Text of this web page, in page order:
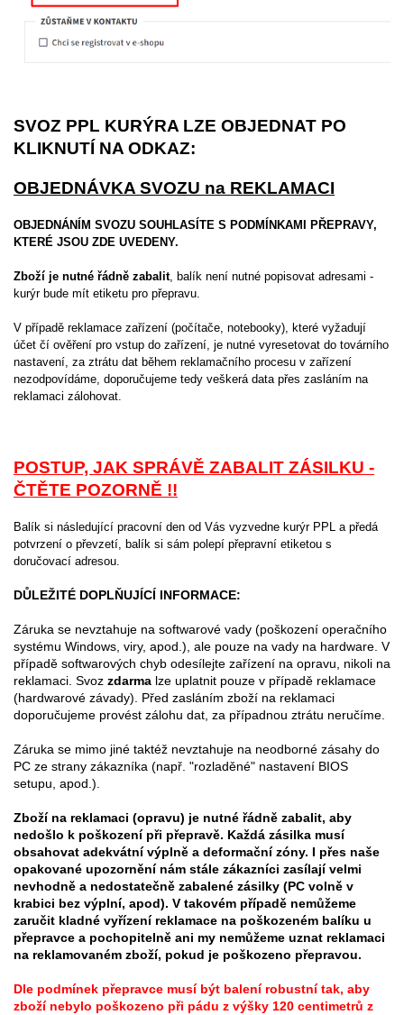
SVOZ PPL KURÝRA LZE OBJEDNAT PO
KLIKNUTÍ NA ODKAZ:
OBJEDNÁVKA SVOZU na REKLAMACI
OBJEDNÁNÍM SVOZU SOUHLASÍTE S PODMÍNKAMI PŘEPRAVY,
KTERÉ JSOU ZDE UVEDENY.
Zboží je nutné řádně zabalit, balík není nutné popisovat adresami -
kurýr bude mít etiketu pro přepravu.
V případě reklamace zařízení (počítače, notebooky), které vyžadují
účet čí ověření pro vstup do zařízení, je nutné vyresetovat do továrního
nastavení, za ztrátu dat během reklamačního procesu v zařízení
nezodpovídáme, doporučujeme tedy veškerá data přes zasláním na
reklamaci zálohovat.
POSTUP, JAK SPRÁVĚ ZABALIT ZÁSILKU -
ČTĚTE POZORNĚ !!
Balík si následující pracovní den od Vás vyzvedne kurýr PPL a předá
potvrzení o převzetí, balík si sám polepí přepravní etiketou s
doručovací adresou.
DŮLEŽITÉ DOPLŇUJÍCÍ INFORMACE:
Záruka se nevztahuje na softwarové vady (poškození operačního
systému Windows, viry, apod.), ale pouze na vady na hardware. V
případě softwarových chyb odesílejte zařízení na opravu, nikoli na
reklamaci. Svoz zdarma lze uplatnit pouze v případě reklamace
(hardwarové závady). Před zasláním zboží na reklamaci
doporučujeme provést zálohu dat, za případnou ztrátu neručíme.
Záruka se mimo jiné taktéž nevztahuje na neodborné zásahy do
PC ze strany zákazníka (např. "rozladěné" nastavení BIOS
setupu, apod.).
Zboží na reklamaci (opravu) je nutné řádně zabalit, aby
nedošlo k poškození při přepravě. Každá zásilka musí
obsahovat adekvátní výplně a deformační zóny. I přes naše
opakované upozornění nám stále zákazníci zasílají velmi
nevhodně a nedostatečně zabalené zásilky (PC volně v
krabici bez výplní, apod). V takovém případě nemůžeme
zaručit kladné vyřízení reklamace na poškozeném balíku u
přepravce a pochopitelně ani my nemůžeme uznat reklamaci
na reklamovaném zboží, pokud je poškozeno přepravou.
Dle podmínek přepravce musí být balení robustní tak, aby
zboží nebylo poškozeno při pádu z výšky 120 centimetrů z